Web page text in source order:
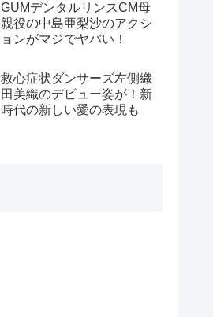
GUMデンタルリンスCM母
親役の中島亜梨沙のアクシ
ョンがマジでヤバい！
救心症状ダンサーズ左側織
田美織のデビュー姿が！新
時代の新しい愛の表現も